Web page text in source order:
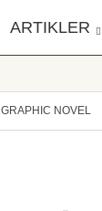
ARTIKLER
GRAPHIC NOVEL